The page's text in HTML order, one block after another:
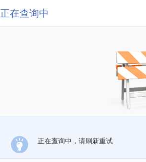
正在查询中
正在查询中，请刷新重试